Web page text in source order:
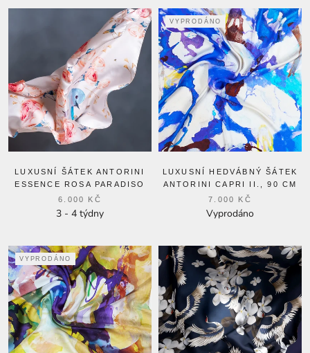
LUXUSNÍ ŠÁTEK ANTORINI
ESSENCE ROSA PARADISO
6.000 KČ
3 - 4 týdny
VYPRODÁNO
LUXUSNÍ HEDVÁBNÝ ŠÁTEK
ANTORINI CAPRI II., 90 CM
7.000 KČ
Vyprodáno
VYPRODÁNO